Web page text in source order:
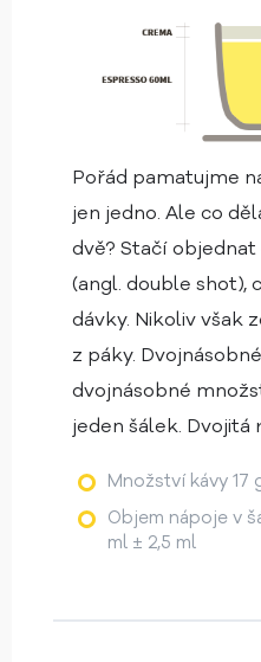
Pořád pamatujme
jen jedno. Ale co
dvě? Stačí
(angl. double shot),
dávky. Nikoliv však
z páky.
dvojnásobné
jeden šálek. Dvojitá
Množství kávy 17
Objem nápoje v
ml ± 2,5 ml